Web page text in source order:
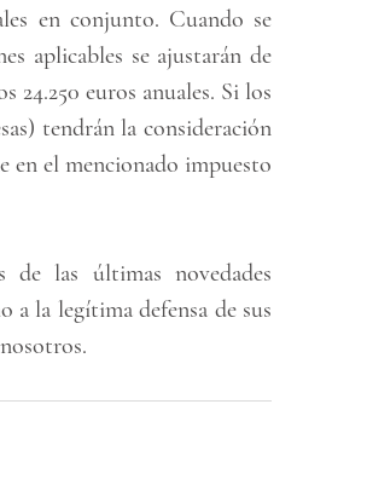
en conjunto. Cuando se
aplicables se ajustarán de
24.250 euros anuales. Si los
tendrán la consideración
en el mencionado impuesto
de las últimas novedades
a la legítima defensa de sus